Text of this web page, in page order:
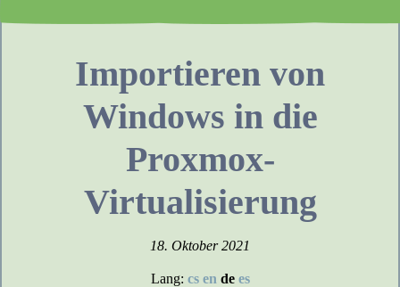
Importieren von
Windows in die
Proxmox-
Virtualisierung
18. Oktober 2021
Lang: cs en de es